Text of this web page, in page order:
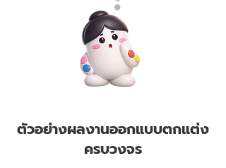
ตัวอย่างผลงานออกแบบตกแต่ง
ครบวงจร